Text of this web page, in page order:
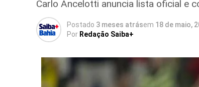
Carlo Ancelotti anuncia lista oficial e
Postado 3 meses atrásem 18 de maio,
Por Redação Saiba+